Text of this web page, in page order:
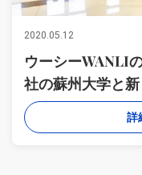
2020.05.12
ウーシーWANLI
社の蘇州大学と
間の署名し、ベ
詳